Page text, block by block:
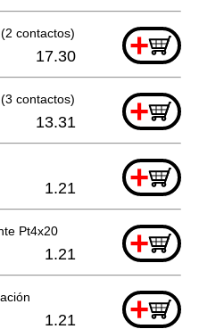
contactos) +
17.30
contactos) +
13.31
+
1.21
Pt4x20 +
1.21
+
1.21